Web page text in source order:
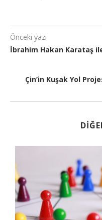
Önceki yazı
İbrahim Hakan Karataş
Çin’in Kuşak Yol